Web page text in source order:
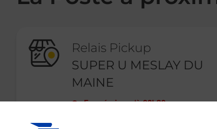
Relais Pickup
SUPER U MESLAY DU
MAINE
Fermé-jusqu'à 08h30